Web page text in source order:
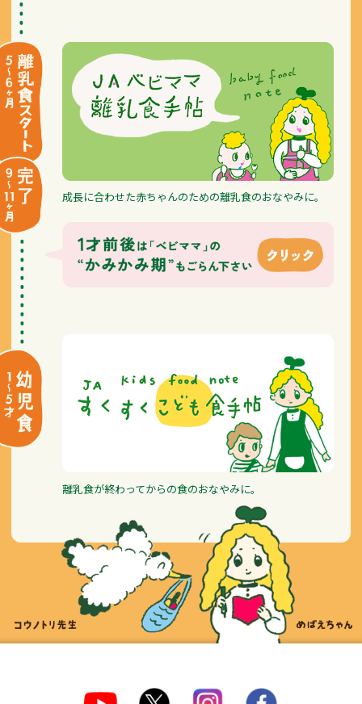
成長に合わせた赤ちゃんのための離乳食のおなやみに。
離乳食が終わってからの食のおなやみに。